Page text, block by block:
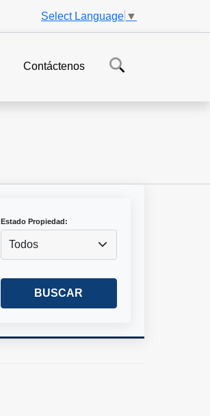
Select Language ▼
Contáctenos
Estado Propiedad:
Todos
BUSCAR